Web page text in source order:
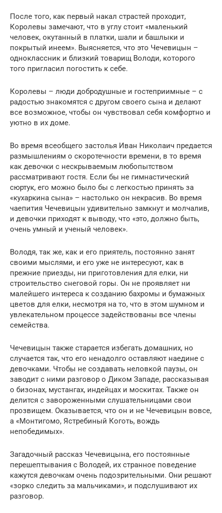
После того, как первый накал страстей проходит,
Королевы замечают, что в углу стоит «маленький
человек, окутанный в платки, шали и башлыки и
покрытый инеем». Выясняется, что это Чечевицын –
одноклассник и близкий товарищ Володи, которого
того пригласил погостить к себе.
Королевы – люди добродушные и гостеприимные – с
радостью знакомятся с другом своего сына и делают
все возможное, чтобы он чувствовал себя комфортно и
уютно в их доме.
Во время всеобщего застолья Иван Николаич предается
размышлениям о скоротечности времени, в то время
как девочки с нескрываемым любопытством
рассматривают гостя. Если бы не гимнастический
сюртук, его можно было бы с легкостью принять за
«кухаркина сына» – настолько он некрасив. Во время
чаепития Чечевицын удивительно замкнут и молчалив,
и девочки приходят к выводу, что «это, должно быть,
очень умный и ученый человек».
Володя, так же, как и его приятель, постоянно занят
своими мыслями, и его уже не интересуют, как в
прежние приезды, ни приготовления для елки, ни
строительство снеговой горы. Он не проявляет ни
малейшего интереса к созданию бахромы и бумажных
цветов для елки, несмотря на то, что в этом шумном и
увлекательном процессе задействованы все члены
семейства.
Чечевицын также старается избегать домашних, но
случается так, что его ненадолго оставляют наедине с
девочками. Чтобы не создавать неловкой паузы, он
заводит с ними разговор о Диком Западе, рассказывая
о бизонах, мустангах, индейцах и москитах. Также он
делится с завороженными слушательницами свои
прозвищем. Оказывается, что он и не Чечевицын вовсе,
а «Монтигомо, Ястребиный Коготь, вождь
непобедимых».
Загадочный рассказ Чечевицына, его постоянные
перешептывания с Володей, их странное поведение
кажутся девочкам очень подозрительными. Они решают
«зорко следить за мальчиками», и подслушивают их
разговор.